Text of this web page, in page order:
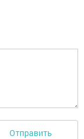
Отправить